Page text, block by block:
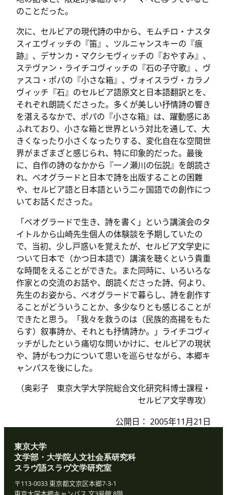
のことだった。
次に、セルビアの現代詩の中から、モムチロ・ナスタ
スィエヴィッチの『笛』、ツルニャンスキーの『痕
跡』、デサンカ・マクシモヴィッチの『おやすみ』、
ステヴァン・ライチコヴィッチの『石の子守歌』、ヴ
ァスコ・ポパの『小さな箱』、ヴォイスラヴ・カラノ
ヴィッチ『石』のセルビア語原文と日本語翻訳とを、
それぞれ朗読くださった。多くが美しい抒情詩の響き
を湛えるなかで、ポパの『小さな箱』は、躍動感にあ
ふれており、小さな箱と世界という対比を通して、大
きくなったり小さくなったりする、変化自在な空間世
界がまざまざと感じられ、特に印象的だった。最後
に、自作の詩のなかから『一ノ瀬川の伝説』を朗読さ
れ、ベオグラードと日本で詩を出版することの困難
や、セルビア語と日本語という二ヶ国語での創作につ
いてお話くださった。
「ベオグラードで生き、詩を書く」という講演会のタ
イトルから山崎先生個人の体験談を予期していたの
で、当初、少し戸惑いを覚えたが、セルビア文学史に
ついて日本で（かつ日本語で）講演を聴くという貴重
な時間をえることができた。また同時に、いろいろな
作家との交流のお話や、朗読くださった詩、何より、
先生のお姿から、ベオグラードで暮らし、詩を創作す
ることがどういうことか、多少なりとも感じることが
できたと思う。「我々を救うのは（民族的高揚をもた
らす）叙事詩か、それとも抒情詩か。」ライチコヴィ
ッチがしたという痛切な問いかけに、セルビアの現状
や、詩がもつ力について思いを巡らせながら、本郷キ
ャンパスを後にした。
（奥彩子 東京大学大学院総合文化研究科博士課程・
セルビア文学専攻）
公開日： 2005年11月21日
東京大学
文学部・大学院人文社会系研究科
スラヴ語スラヴ文学研究室
〒113-0033 東京都文京区本郷7-3-1